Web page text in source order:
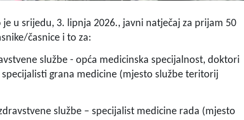
u srijedu, 3. lipnja 2026., javni natječaj za prijam 50
časnice i to za:
službe - opća medicinska specijalnost, doktori
grana medicine (mjesto službe teritorij
službe – specijalist medicine rada (mjesto